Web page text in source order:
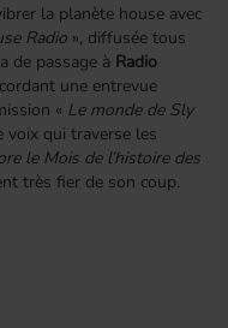
la planète house avec
Radio », diffusée tous
de passage à Radio
une entrevue
« Le monde de Sly
voix qui traverse les
le Mois de l’histoire des
très fier de son coup.